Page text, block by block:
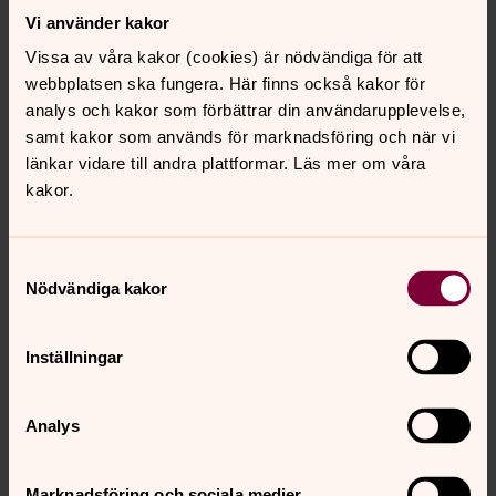
Vi använder kakor
Vissa av våra kakor (cookies) är nödvändiga för att
webbplatsen ska fungera. Här finns också kakor för
analys och kakor som förbättrar din användarupplevelse,
samt kakor som används för marknadsföring och när vi
länkar vidare till andra plattformar. Läs mer om våra
kakor.
Nödvändiga kakor
Inställningar
Analys
för marknadsföring.
Se videon på Vimeo i stället.
Ändra inställningar
Palautetta Palvelevasta
Oletko ollut yhteydessä Palvelevaan puhelimeen ja
nimettömästi.
Siirry tästä sivulle, jossa voit täyttää
Sverigefinska telefonjouren Papu
Sverigefinska telefonjouren (Papu) är en del av kyrkans